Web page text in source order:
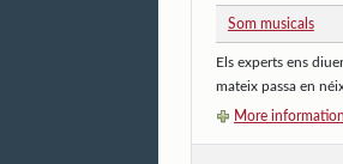
Som musicals
Els experts ens
mateix passa en
More information